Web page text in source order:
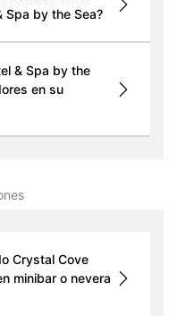
Spa by the Sea?
& Spa by the
en su
Crystal Cove
minibar o nevera